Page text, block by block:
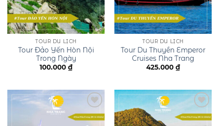
TOUR DU LỊCH
Tour Đảo Yến Hòn Nội
Trong Ngày
100.000 ₫
TOUR DU LỊCH
Tour Du Thuyền Emperor
Cruises Nha Trang
425.000 ₫
Add to
wishlist
Add to
wishlist